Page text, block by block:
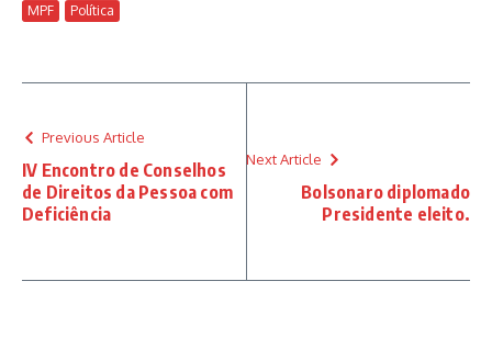
MPF
Política
Previous Article
IV Encontro de Conselhos
de Direitos da Pessoa com
Deficiência
Next Article
Bolsonaro diplomado
Presidente eleito.